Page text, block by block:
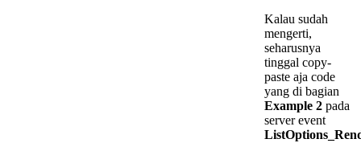
Kalau sudah
mengerti,
seharusnya
tinggal copy-
paste aja code
yang di bagian
Example 2 pada
server event